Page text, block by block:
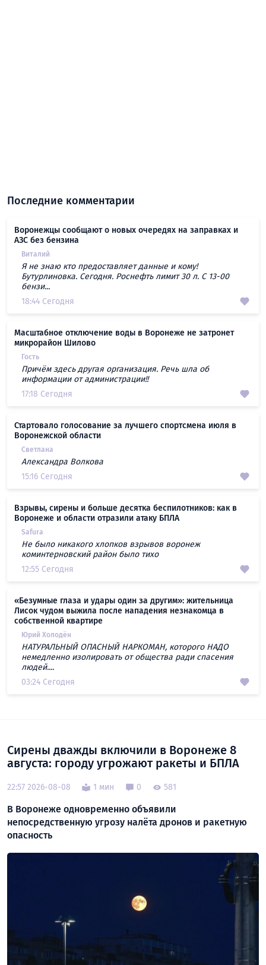
Последние комментарии
Воронежцы сообщают о новых очередях на заправках и
АЗС без бензина
Виталий
Я не знаю кто предоставляет данные и кому!
Бутурлиновка. Сегодня. Роснефть лимит 30 л. С 13-00
бензи...
18:44 Сегодня
Масштабное отключение воды в Воронеже не затронет
микрорайон Шилово
Гость
Причём здесь другая организация. Речь шла об
информации от администрации!!
17:18 Сегодня
Стартовало голосование за лучшего спортсмена июля в
Воронежской области
Светлана
Александра Волкова
15:16 Сегодня
Взрывы, сирены и больше десятка беспилотников: как в
Воронеже и области отразили атаку БПЛА
Safura
Не было никакого хлопков взрывов воронеж
коминтерновский район было тихо
12:55 Сегодня
«Безумные глаза и удары один за другим»: жительница
Лисок чудом выжила после нападения незнакомца в
собственной квартире
Юрий Холодён
НАТУРАЛЬНЫЙ ОПАСНЫЙ НАРКОМАН, которого НАДО
немедленно изолировать от общества ради спасения
людей....
03:24 Сегодня
Сирены дважды включили в Воронеже 8
августа: городу угрожают ракеты и БПЛА
22:57 2026-08-08 1 мин 0 581
В Воронеже одновременно объявили
непосредственную угрозу налёта дронов и ракетную
опасность